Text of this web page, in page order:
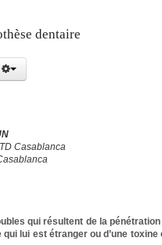
dentaire
Casablanca
qui résultent de la
lui est étranger ou d’une